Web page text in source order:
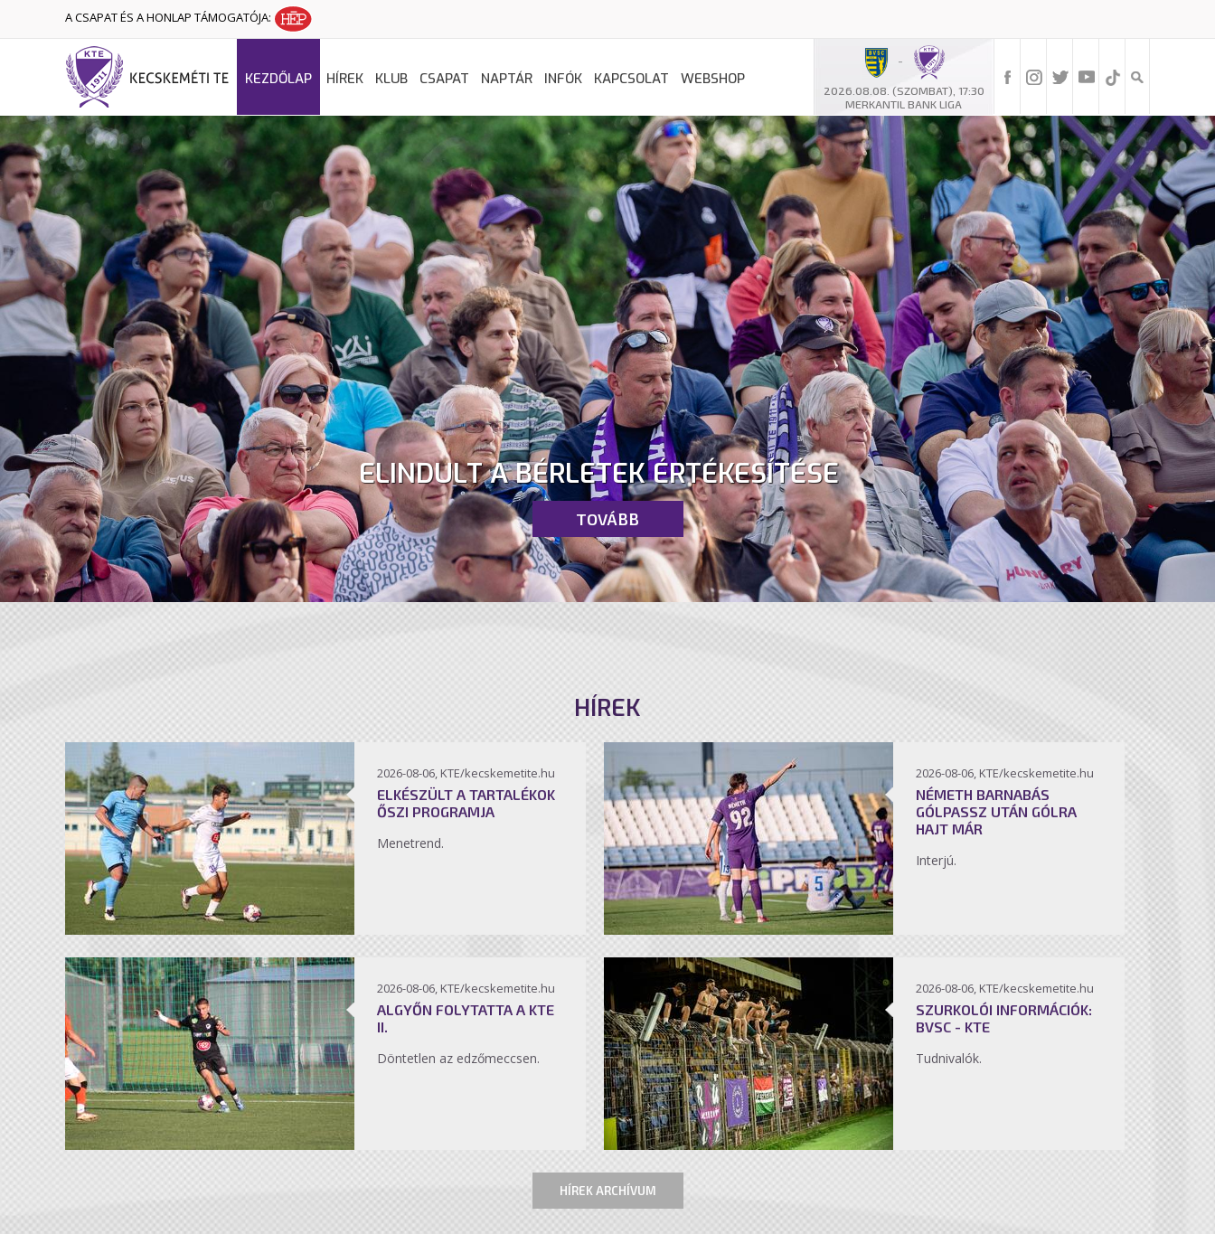
A CSAPAT ÉS A HONLAP TÁMOGATÓJA:
-
2026.08.08. (SZOMBAT), 17:30
MERKANTIL BANK LIGA
KEZDŐLAP HÍREK KLUB CSAPAT NAPTÁR INFÓK KAPCSOLAT WEBSHOP
ELINDULT A BÉRLETEK ÉRTÉKESÍTÉSE
TOVÁBB
HÍREK
2026-08-06, KTE/kecskemetite.hu
ELKÉSZÜLT A TARTALÉKOK
ŐSZI PROGRAMJA
Menetrend.
2026-08-06, KTE/kecskemetite.hu
NÉMETH BARNABÁS
GÓLPASSZ UTÁN GÓLRA
HAJT MÁR
Interjú.
2026-08-06, KTE/kecskemetite.hu
ALGYŐN FOLYTATTA A KTE
II.
Döntetlen az edzőmeccsen.
2026-08-06, KTE/kecskemetite.hu
SZURKOLÓI INFORMÁCIÓK:
BVSC - KTE
Tudnivalók.
HÍREK ARCHÍVUM